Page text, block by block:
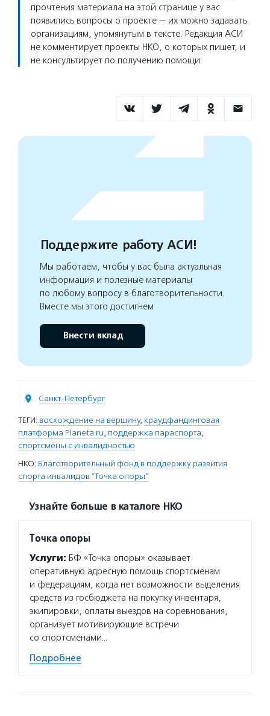
прочтения материала на этой странице у вас
появились вопросы о проекте — их можно задавать
организациям, упомянутым в тексте. Редакция АСИ
не комментирует проекты НКО, о которых пишет, и
не консультирует по получению помощи.
Поддержите работу АСИ!
Мы работаем, чтобы у вас была актуальная
информация и полезные материалы
по любому вопросу в благотворительности.
Вместе мы этого достигнем
Внести вклад
Санкт-Петербург
ТЕГИ: восхождение на вершину, краудфандинговая
платформа Planeta.ru, поддержка параспорта,
спортсмены с инвалидностью
НКО: Благотворительный фонд в поддержку развития
спорта инвалидов "Точка опоры"
Узнайте больше в каталоге НКО
Точка опоры
Услуги: БФ «Точка опоры» оказывает
оперативную адресную помощь спортсменам
и федерациям, когда нет возможности выделения
средств из госбюджета на покупку инвентаря,
экипировки, оплаты выездов на соревнования,
организует мотивирующие встречи
со спортсменами…
Подробнее